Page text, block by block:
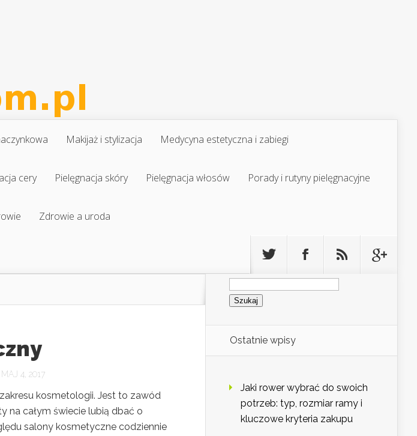
Makijaż i stylizacja Medycyna estetyczna i zabiegi
cery Pielęgnacja skóry Pielęgnacja włosów Porady i rutyny pielęgnacyjne
Zdrowie a uroda
4, 2017
kosmetologii. Jest to zawód
na całym świecie lubią dbać o
salony kosmetyczne codziennie
Szukaj:
Ostatnie wpisy
Jaki rower wybrać do swoich
potrzeb: typ, rozmiar ramy i
kluczowe kryteria zakupu